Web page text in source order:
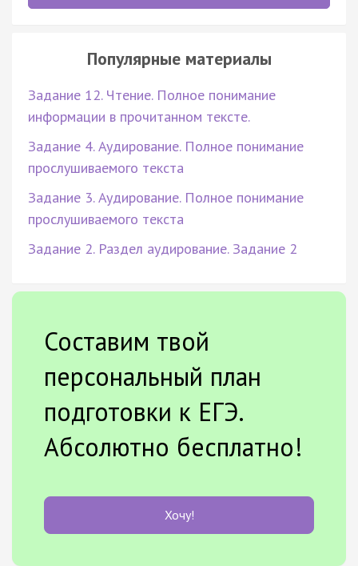
Популярные материалы
Задание 12. Чтение. Полное понимание
информации в прочитанном тексте.
Задание 4. Аудирование. Полное понимание
прослушиваемого текста
Задание 3. Аудирование. Полное понимание
прослушиваемого текста
Задание 2. Раздел аудирование. Задание 2
Составим твой
персональный план
подготовки к ЕГЭ.
Абсолютно бесплатно!
Хочу!